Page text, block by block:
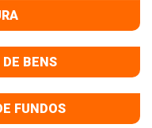
BENS
FUNDOS